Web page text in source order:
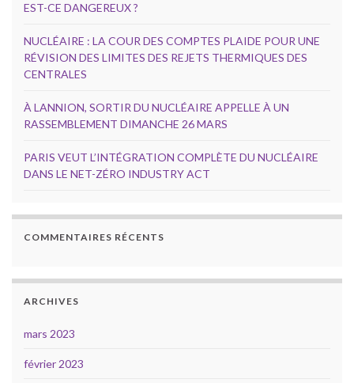
EST-CE DANGEREUX ?
NUCLÉAIRE : LA COUR DES COMPTES PLAIDE POUR UNE
RÉVISION DES LIMITES DES REJETS THERMIQUES DES
CENTRALES
À LANNION, SORTIR DU NUCLÉAIRE APPELLE À UN
RASSEMBLEMENT DIMANCHE 26 MARS
PARIS VEUT L’INTÉGRATION COMPLÈTE DU NUCLÉAIRE
DANS LE NET-ZÉRO INDUSTRY ACT
COMMENTAIRES RÉCENTS
ARCHIVES
mars 2023
février 2023